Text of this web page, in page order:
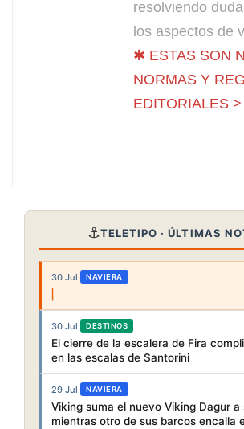
resolviendo
los aspectos de
✱ ESTAS SON
NORMAS Y
EDITORIALES >
⚓TELETIPO · ÚLTIMAS
30 Jul· NAVIERA
30 Jul· DESTINOS
El cierre de la escalera de Fira
en las escalas de Santorini
29 Jul· NAVIERA
Viking suma el nuevo Viking Dagur a
mientras otro de sus barcos encalla